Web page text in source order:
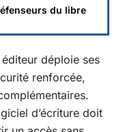
du libre
déploie ses
renforcée,
d’écriture doit